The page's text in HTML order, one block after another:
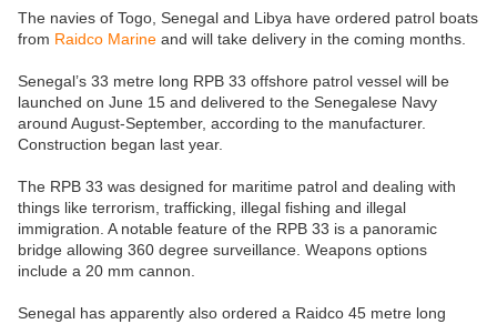
The navies of Togo, Senegal and Libya have ordered patrol boats
from Raidco Marine and will take delivery in the coming months.
Senegal’s 33 metre long RPB 33 offshore patrol vessel will be
launched on June 15 and delivered to the Senegalese Navy
around August-September, according to the manufacturer.
Construction began last year.
The RPB 33 was designed for maritime patrol and dealing with
things like terrorism, trafficking, illegal fishing and illegal
immigration. A notable feature of the RPB 33 is a panoramic
bridge allowing 360 degree surveillance. Weapons options
include a 20 mm cannon.
Senegal has apparently also ordered a Raidco 45 metre long